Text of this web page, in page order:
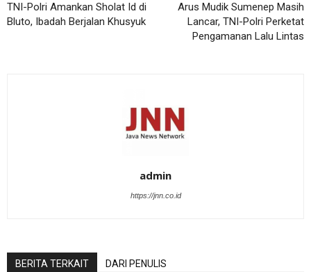
TNI-Polri Amankan Sholat Id di
Bluto, Ibadah Berjalan Khusyuk
Arus Mudik Sumenep Masih
Lancar, TNI-Polri Perketat
Pengamanan Lalu Lintas
admin
https://jnn.co.id
BERITA TERKAIT DARI PENULIS